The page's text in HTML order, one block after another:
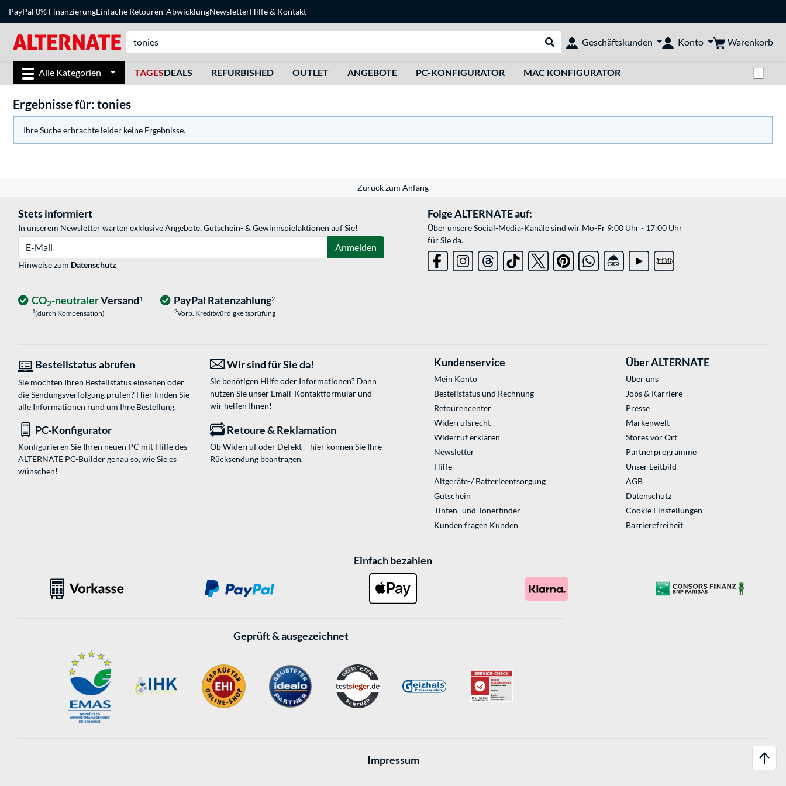
PayPal 0% FinanzierungEinfache Retouren-AbwicklungNewsletterHilfe& Kontakt
Suche durchführen
Geschäftskunden Konto Warenkorb
Alle Kategorien TAGESDEALS REFURBISHED OUTLET ANGEBOTE PC-KONFIGURATOR MAC KONFIGURATOR
Ergebnisse für: tonies
Ihre Suche erbrachte leider keine Ergebnisse.
Zurück zum Anfang
Stets informiert
In unserem Newsletter warten exklusive Angebote, Gutschein- & Gewinnspielaktionen auf Sie!
Anmelden
Hinweise zum Datenschutz
Folge ALTERNATE auf:
Über unsere Social-Media-Kanäle sind wir Mo-Fr 9:00 Uhr - 17:00 Uhr
für Sie da.
CO2-neutralerVersand1
1(durch Kompensation)
PayPal Ratenzahlung2
2Vorb. Kreditwürdigkeitsprüfung
Bestellstatus abrufen
Sie möchten Ihren Bestellstatus einsehen oder
die Sendungsverfolgung prüfen? Hier finden Sie
alle Informationen rund um Ihre Bestellung.
Wir sind für Sie da!
Sie benötigen Hilfe oder Informationen? Dann
nutzen Sie unser Email-Kontaktformularund
wir helfen Ihnen!
PC-Konfigurator
Konfigurieren Sie Ihren neuen PC mit Hilfe des
ALTERNATE PC-Builder genau so, wie Sie es
wünschen!
Retoure & Reklamation
Ob Widerruf oder Defekt – hier können Sie Ihre
Rücksendung beantragen.
Kundenservice
Mein Konto
Bestellstatus und Rechnung
Retourencenter
Widerrufsrecht
Widerruf erklären
Newsletter
Hilfe
Altgeräte-/ Batterieentsorgung
Gutschein
Tinten- und Tonerfinder
Kunden fragen Kunden
Über ALTERNATE
Über uns
Jobs & Karriere
Presse
Markenwelt
Stores vor Ort
Partnerprogramme
Unser Leitbild
AGB
Datenschutz
Cookie Einstellungen
Barrierefreiheit
Einfach bezahlen
Geprüft & ausgezeichnet
Impressum